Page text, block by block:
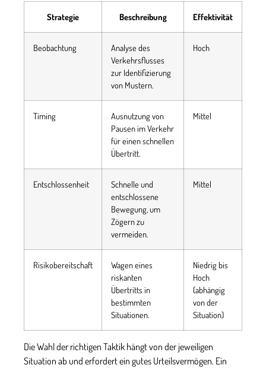
Strategie Beschreibung Effektivität
Beobachtung
Analyse des
Verkehrsflusses
zur Identifizierung
von Mustern.
Hoch
Timing
Ausnutzung von
Pausen im Verkehr
für einen schnellen
Übertritt.
Mittel
Entschlossenheit
Schnelle und
entschlossene
Bewegung, um
Zögern zu
vermeiden.
Mittel
Risikobereitschaft
Wagen eines
riskanten
Übertritts in
bestimmten
Situationen.
Niedrig bis
Hoch
(abhängig
von der
Situation)
Die Wahl der richtigen Taktik hängt von der jeweiligen
Situation ab und erfordert ein gutes Urteilsvermögen. Ein